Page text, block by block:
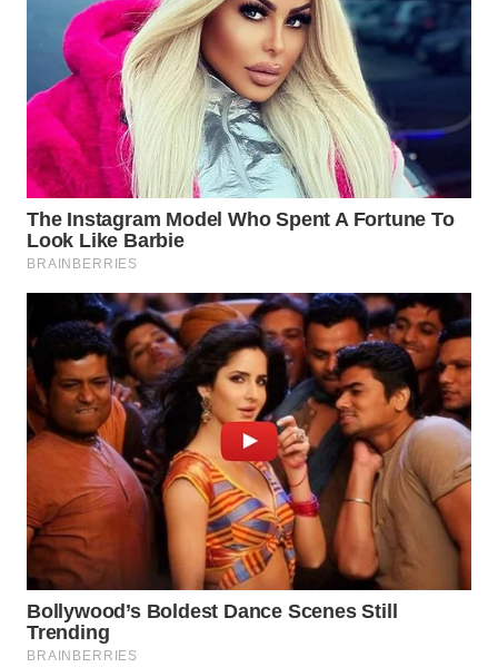
WN
BINJAI
WN
CIREBON
WN
INDRAMAYU
WN
KUNINGAN
WN
MAJALENGKA
SUBANG
WN
SUKABUMI
WN
PURWAKARTA